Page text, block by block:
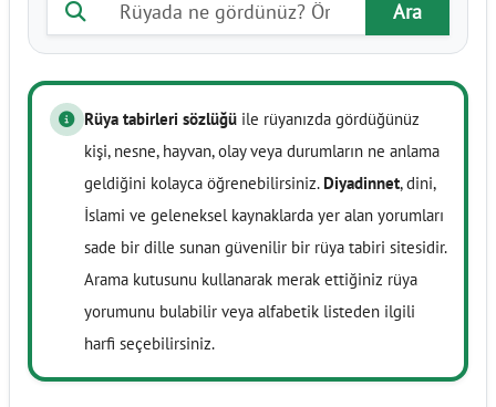
Ara
Rüya tabirleri sözlüğü ile rüyanızda gördüğünüz
kişi, nesne, hayvan, olay veya durumların ne anlama
geldiğini kolayca öğrenebilirsiniz. Diyadinnet, dini,
İslami ve geleneksel kaynaklarda yer alan yorumları
sade bir dille sunan güvenilir bir rüya tabiri sitesidir.
Arama kutusunu kullanarak merak ettiğiniz rüya
yorumunu bulabilir veya alfabetik listeden ilgili
harfi seçebilirsiniz.